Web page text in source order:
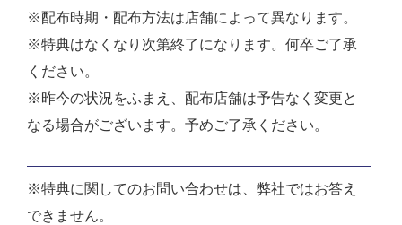
※配布時期・配布方法は店舗によって異なります。
※特典はなくなり次第終了になります。何卒ご了承
ください。
※昨今の状況をふまえ、配布店舗は予告なく変更と
なる場合がございます。予めご了承ください。
※特典に関してのお問い合わせは、弊社ではお答え
できません。